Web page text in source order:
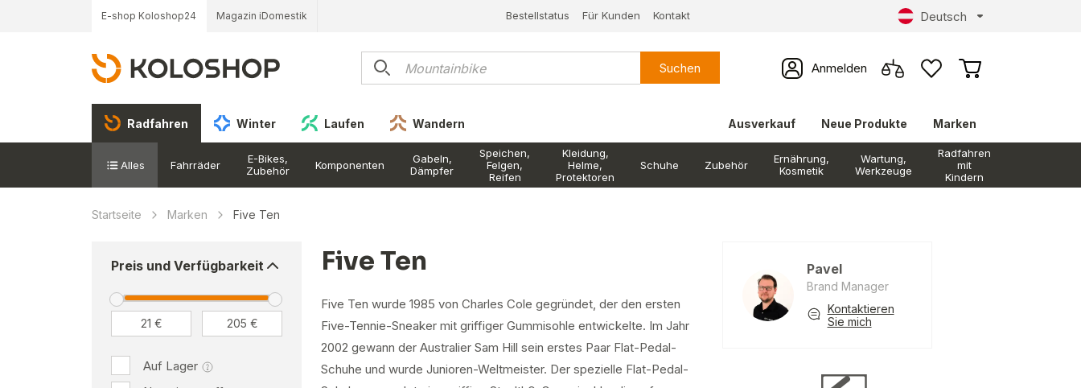
E-shop Koloshop24 Magazin iDomestik Bestellstatus Für Kunden Kontakt Deutsch
Suchen Anmelden
Radfahren Winter Laufen Wandern Ausverkauf Neue Produkte Marken
Alles Fahrräder
E-Bikes,
Zubehör
Komponenten
Gabeln,
Dämpfer
Speichen,
Felgen,
Reifen
Kleidung,
Helme,
Protektoren
Schuhe Zubehör
Ernährung,
Kosmetik
Wartung,
Werkzeuge
Radfahren
mit
Kindern
Startseite Marken Five Ten
Preis und Verfügbarkeit
Auf Lager
Five Ten
Five Ten wurde 1985 von Charles Cole gegründet, der den ersten
Five-Tennie-Sneaker mit griffiger Gummisohle entwickelte. Im Jahr
2002 gewann der Australier Sam Hill sein erstes Paar Flat-Pedal-
Schuhe und wurde Junioren-Weltmeister. Der spezielle Flat-Pedal-
Pavel
Brand Manager
Kontaktieren
Sie mich